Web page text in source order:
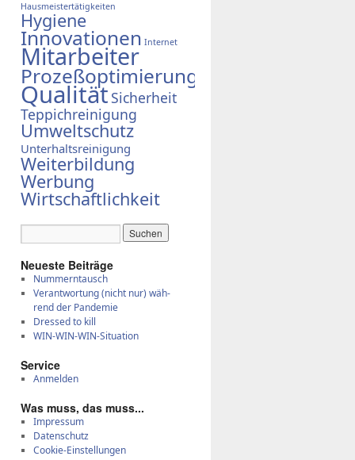
Hausmeistertätigkeiten
Hygiene
Innovationen Internet
Mitarbeiter
Prozeßoptimierung
Qualität Sicherheit
Teppichreinigung
Umweltschutz
Unterhaltsreinigung
Weiterbildung
Werbung
Wirtschaftlichkeit
Neue­ste Bei­trä­ge
Num­mern­tausch
Ver­ant­wor­tung (nicht nur) wäh­
rend der Pan­de­mie
Dres­sed to kill
WIN-WIN-WIN-Si­tua­ti­on
Ser­vice
Anmelden
Was muss, das muss...
Impressum
Datenschutz
Cookie-Einstellungen